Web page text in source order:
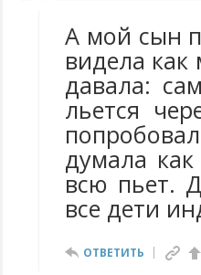
А мой сын
видела как
давала:
льется
думала
всю пьет.
все дети
ОТВЕТИТЬ